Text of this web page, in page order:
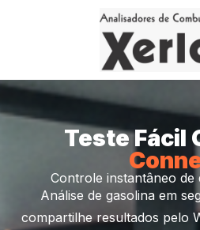
Teste Fácil
Controle instantâneo de
Análise de gasolina em
compartilhe resultados pelo